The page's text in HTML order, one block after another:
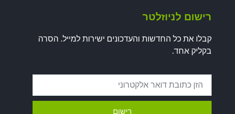
רישום לניוזלטר
קבלו את כל החדשות והעדכונים ישירות למייל. הסרה
בקליק אחד.
רישום